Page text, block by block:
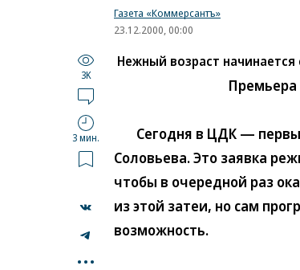
Газета «Коммерсантъ»
23.12.2000, 00:00
3K
3 мин.
...
Нежный возраст начинается
Премьера
Сегодня в ЦДК —
Соловьева. Это заявка
чтобы в очередной раз
из этой затеи, но сам
возможность.